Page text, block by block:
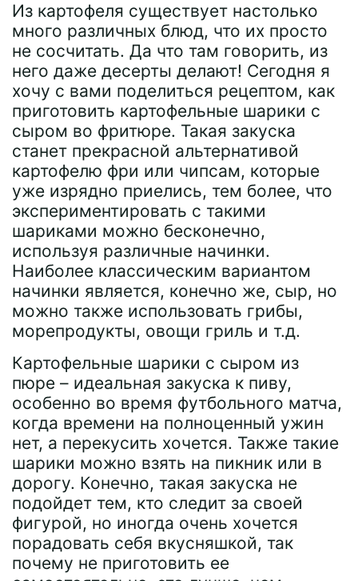
Из картофеля существует настолько
много различных блюд, что их просто
не сосчитать. Да что там говорить, из
него даже десерты делают! Сегодня я
хочу с вами поделиться рецептом, как
приготовить картофельные шарики с
сыром во фритюре. Такая закуска
станет прекрасной альтернативой
картофелю фри или чипсам, которые
уже изрядно приелись, тем более, что
экспериментировать с такими
шариками можно бесконечно,
используя различные начинки.
Наиболее классическим вариантом
начинки является, конечно же, сыр, но
можно также использовать грибы,
морепродукты, овощи гриль и т.д.
Картофельные шарики с сыром из
пюре – идеальная закуска к пиву,
особенно во время футбольного матча,
когда времени на полноценный ужин
нет, а перекусить хочется. Также такие
шарики можно взять на пикник или в
дорогу. Конечно, такая закуска не
подойдет тем, кто следит за своей
фигурой, но иногда очень хочется
порадовать себя вкусняшкой, так
почему не приготовить ее